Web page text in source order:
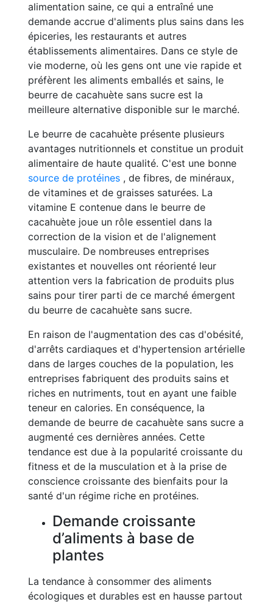
alimentation saine, ce qui a entraîné une
demande accrue d'aliments plus sains dans les
épiceries, les restaurants et autres
établissements alimentaires. Dans ce style de
vie moderne, où les gens ont une vie rapide et
préfèrent les aliments emballés et sains, le
beurre de cacahuète sans sucre est la
meilleure alternative disponible sur le marché.
Le beurre de cacahuète présente plusieurs
avantages nutritionnels et constitue un produit
alimentaire de haute qualité. C'est une bonne
source de protéines , de fibres, de minéraux,
de vitamines et de graisses saturées. La
vitamine E contenue dans le beurre de
cacahuète joue un rôle essentiel dans la
correction de la vision et de l'alignement
musculaire. De nombreuses entreprises
existantes et nouvelles ont réorienté leur
attention vers la fabrication de produits plus
sains pour tirer parti de ce marché émergent
du beurre de cacahuète sans sucre.
En raison de l'augmentation des cas d'obésité,
d'arrêts cardiaques et d'hypertension artérielle
dans de larges couches de la population, les
entreprises fabriquent des produits sains et
riches en nutriments, tout en ayant une faible
teneur en calories. En conséquence, la
demande de beurre de cacahuète sans sucre a
augmenté ces dernières années. Cette
tendance est due à la popularité croissante du
fitness et de la musculation et à la prise de
conscience croissante des bienfaits pour la
santé d'un régime riche en protéines.
Demande croissante
d’aliments à base de
plantes
La tendance à consommer des aliments
écologiques et durables est en hausse partout